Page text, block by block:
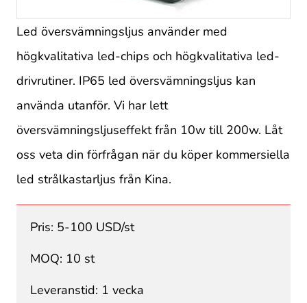
Led översvämningsljus använder med
högkvalitativa led-chips och högkvalitativa led-
drivrutiner. IP65 led översvämningsljus kan
använda utanför. Vi har lett
översvämningsljuseffekt från 10w till 200w. Låt
oss veta din förfrågan när du köper kommersiella
led strålkastarljus från Kina.
Pris: 5-100 USD/st
MOQ: 10 st
Leveranstid: 1 vecka